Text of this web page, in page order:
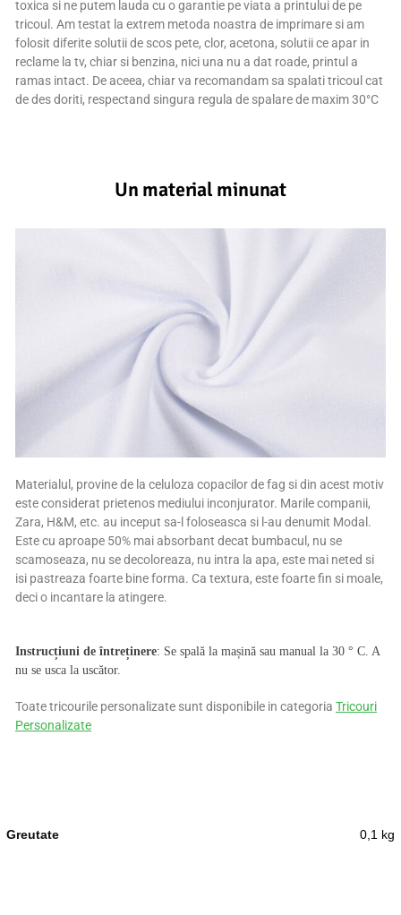
toxica si ne putem lauda cu o garantie pe viata a printului de pe
tricoul. Am testat la extrem metoda noastra de imprimare si am
folosit diferite solutii de scos pete, clor, acetona, solutii ce apar in
reclame la tv, chiar si benzina, nici una nu a dat roade, printul a
ramas intact. De aceea, chiar va recomandam sa spalati tricoul cat
de des doriti, respectand singura regula de spalare de maxim 30°C
Un material minunat
Materialul, provine de la celuloza copacilor de fag si din acest motiv
este considerat prietenos mediului inconjurator. Marile companii,
Zara, H&M, etc. au inceput sa-l foloseasca si l-au denumit Modal.
Este cu aproape 50% mai absorbant decat bumbacul, nu se
scamoseaza, nu se decoloreaza, nu intra la apa, este mai neted si
isi pastreaza foarte bine forma. Ca textura, este foarte fin si moale,
deci o incantare la atingere.
Instrucțiuni de întreținere: Se spală la mașină sau manual la 30 ° C. A
nu se usca la uscător.
Toate tricourile personalizate sunt disponibile in categoria Tricouri
Personalizate
Greutate 0,1 kg